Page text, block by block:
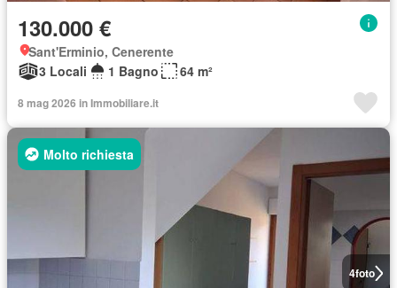
130.000 €
Sant'Erminio, Cenerente
3 Locali
1 Bagno 64 m²
8 mag 2026 in Immobiliare.it
4foto
Molto richiesta